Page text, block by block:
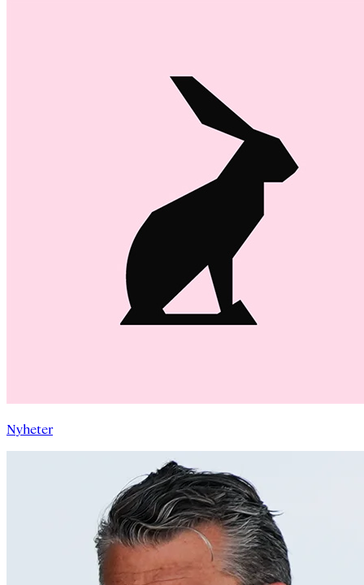
Nyheter